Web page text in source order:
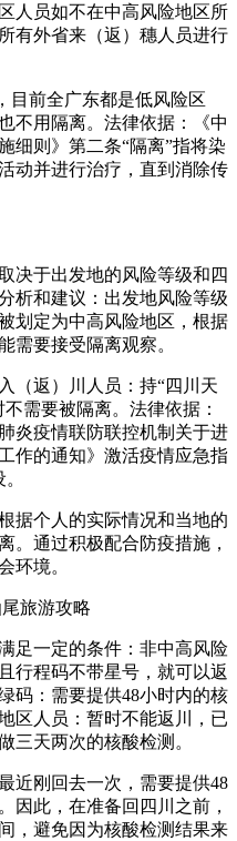
人员如不在中高风险地区所
有外省来（返）穗人员进行
目前全广东都是低风险区
不用隔离。法律依据：《中
细则》第二条“隔离”指将染
动并进行治疗，直到消除传
决于出发地的风险等级和四
析和建议：出发地风险等级
划定为中高风险地区，根据
需要接受隔离观察。
（返）川人员：持“四川天
需要被隔离。法律依据：
炎疫情联防联控机制关于进
作的通知》激活疫情应急指
据个人的实际情况和当地的
。通过积极配合防疫措施，
环境。
旅游攻略
足一定的条件：非中高风险
行程码不带星号，就可以返
码：需要提供48小时内的核
区人员：暂时不能返川，已
三天两次的核酸检测。
近刚回去一次，需要提供48
因此，在准备回四川之前，
，避免因为核酸检测结果来